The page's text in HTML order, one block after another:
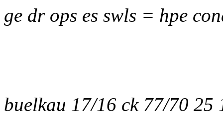
ge dr ops es swls = hpe
buelkau 17/16 ck 77/70 25